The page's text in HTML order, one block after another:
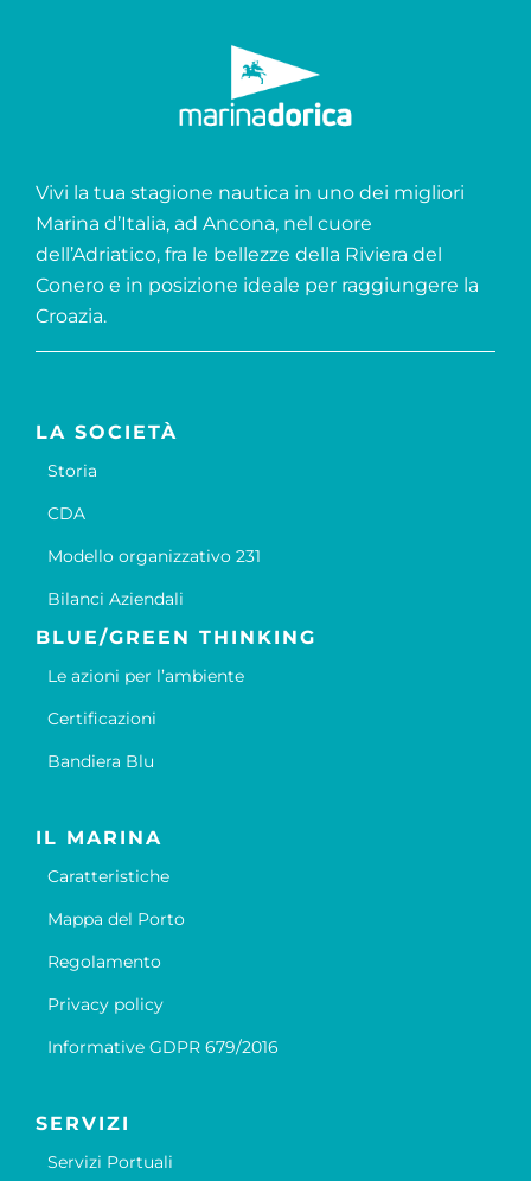
Vivi la tua stagione nautica in uno dei migliori
Marina d’Italia, ad Ancona, nel cuore
dell’Adriatico, fra le bellezze della Riviera del
Conero e in posizione ideale per raggiungere la
Croazia.
LA SOCIETÀ
Storia
CDA
Modello organizzativo 231
Bilanci Aziendali
BLUE/GREEN THINKING
Le azioni per l’ambiente
Certificazioni
Bandiera Blu
IL MARINA
Caratteristiche
Mappa del Porto
Regolamento
Privacy policy
Informative GDPR 679/2016
SERVIZI
Servizi Portuali